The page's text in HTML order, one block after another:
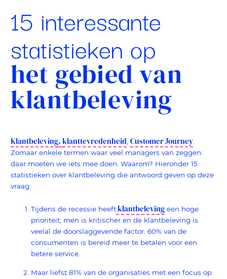
15 interessante
statistieken op
het gebied van
klantbeleving
Klantbeleving, klanttevredenheid Customer Journey
Zomaar enkele termen waar veel managers van zeggen:
daar moeten we iets mee doen. Waarom? Hieronder 15
statistieken over klantbeleving die antwoord geven op deze
vraag.
Tijdens de recessie heeftklantbeleving een hoge
prioriteit; men is kritischer en de klantbeleving is
veelal de doorslaggevende factor. 60% van de
consumenten is bereid meer te betalen voor een
betere service.
Maar liefst 81% van de organisaties met een focus op